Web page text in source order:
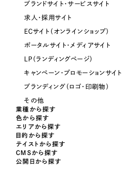
オレンジ・橙色
イエロー・黄色
グリーン・緑色
ブルー・青色
パープル・紫色
ピンク・桃色
ブランドサイト・サービスサイト
求人・採用サイト
ECサイト（オンラインショップ）
ポータルサイト・メディアサイト
LP（ランディングページ）
キャンペーン・プロモーションサイト
ブランディング（ロゴ・印刷物）
その他
業種から探す
色から探す
エリアから探す
目的から探す
テイストから探す
CMSから探す
公開日から探す